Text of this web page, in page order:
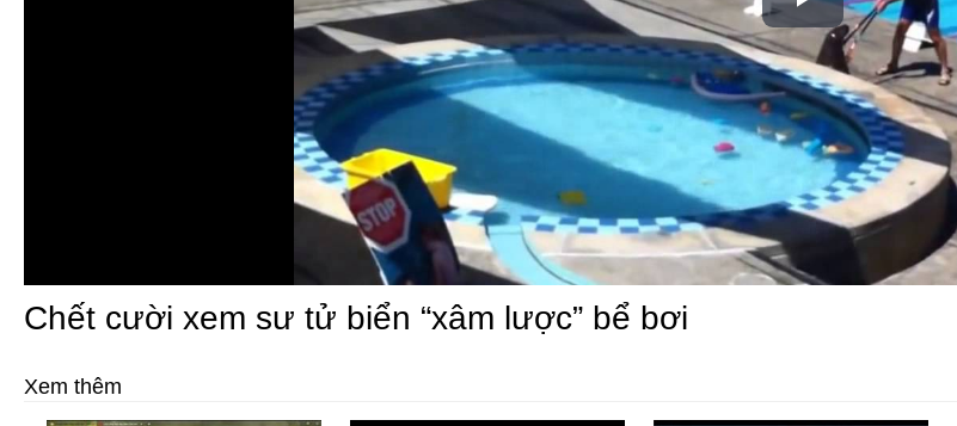
Play
Video
Chết cười xem sư tử biển “xâm lược” bể bơi
Xem thêm